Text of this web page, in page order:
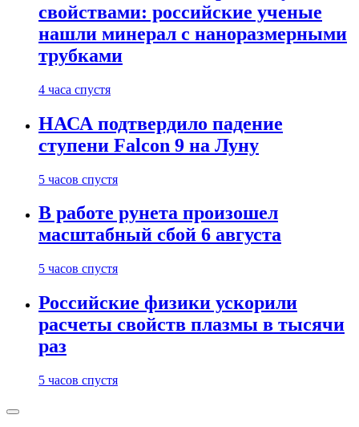
свойствами: российские ученые
нашли минерал с наноразмерными
трубками
4 часа спустя
НАСА подтвердило падение
ступени Falcon 9 на Луну
5 часов спустя
В работе рунета произошел
масштабный сбой 6 августа
5 часов спустя
Российские физики ускорили
расчеты свойств плазмы в тысячи
раз
5 часов спустя